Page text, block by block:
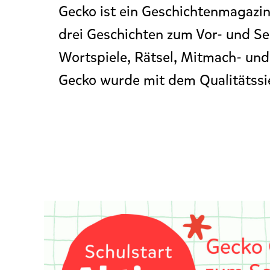
Gecko ist ein
drei Geschichten zum Vor- und
Wortspiele, Rätsel, Mitmach-
Gecko wurde mit dem